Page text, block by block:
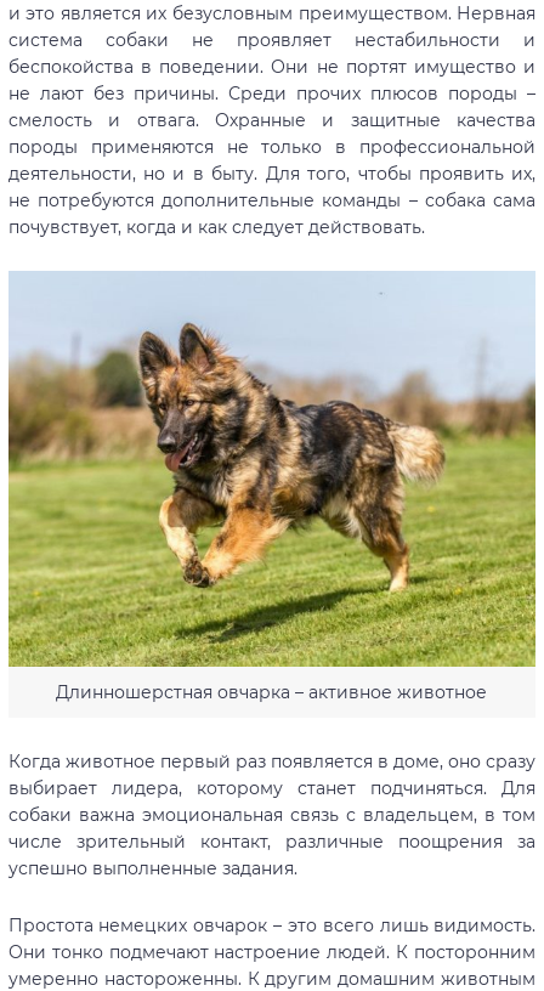
и это является их безусловным преимуществом. Нервная
система собаки не проявляет нестабильности и
беспокойства в поведении. Они не портят имущество и
не лают без причины. Среди прочих плюсов породы –
смелость и отвага. Охранные и защитные качества
породы применяются не только в профессиональной
деятельности, но и в быту. Для того, чтобы проявить их,
не потребуются дополнительные команды – собака сама
почувствует, когда и как следует действовать.
Длинношерстная овчарка – активное животное
Когда животное первый раз появляется в доме, оно сразу
выбирает лидера, которому станет подчиняться. Для
собаки важна эмоциональная связь с владельцем, в том
числе зрительный контакт, различные поощрения за
успешно выполненные задания.
Простота немецких овчарок – это всего лишь видимость.
Они тонко подмечают настроение людей. К посторонним
умеренно настороженны. К другим домашним животным